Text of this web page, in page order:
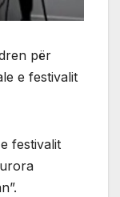
për
e festivalit
festivalit